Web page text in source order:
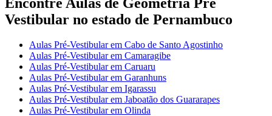
Vestibular no estado de Pernambuco
Aulas Pré-Vestibular em Cabo de Santo Agostinho
Aulas Pré-Vestibular em Camaragibe
Aulas Pré-Vestibular em Caruaru
Aulas Pré-Vestibular em Garanhuns
Aulas Pré-Vestibular em Igarassu
Aulas Pré-Vestibular em Jaboatão dos Guararapes
Aulas Pré-Vestibular em Olinda